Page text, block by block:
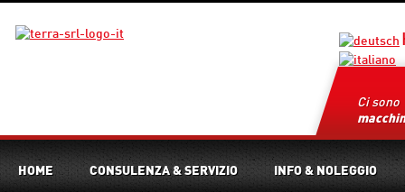
Ci sono
HOME CONSULENZA & SERVIZIO INFO & NOLEGGIO